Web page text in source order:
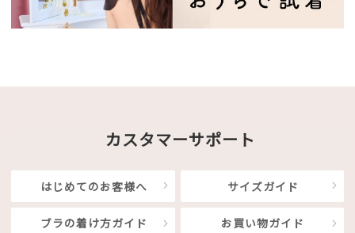
カスタマーサポート
はじめてのお客様へ サイズガイド
ブラの着け方ガイド お買い物ガイド